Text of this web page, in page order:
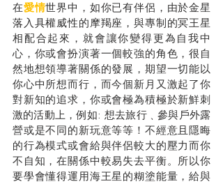
在愛情世界中，如你已有伴侶，由於金星
落入具權威性的摩羯座，與專制的冥王星
相配合起來，就會讓你變得更為自我中
心，你或會扮演著一個較強的角色，很自
然地想領導著關係的發展，期望一切能以
你心中所想而行，而今個新月又激起了你
對新知的追求，你或會極為積極於新鮮刺
激的活動上，例如: 想去旅行﹑參與戶外露
營或是不同的新玩意等等！不經意且隱晦
的行為模式或會給與伴侶較大的壓力而你
不自知，在關係中較易失去平衡。所以你
要學會懂得運用海王星的糊塗能量，給與